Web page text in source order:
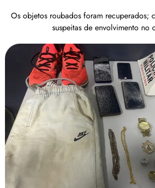
Os objetos roubados foram recuperados;
suspeitas de envolvimento no